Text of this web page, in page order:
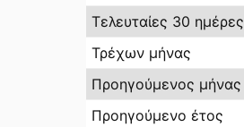
Τελευταίες 30 ημέρες
Τρέχων μήνας
Προηγούμενος μήνας
Προηγούμενο έτος